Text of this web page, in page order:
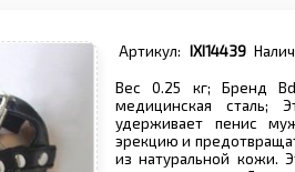
Артикул: IXI14439
Вес 0.25 кг; Бренд
медицинская сталь;
удерживает пенис
эрекцию и
из натуральной кожи.